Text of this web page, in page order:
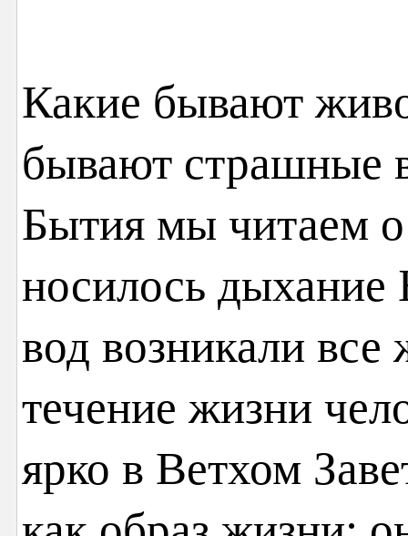
Какие бывают
бывают страшные
Бытия мы читаем
носилось дыхание
вод возникали
течение жизни
ярко в Ветхом